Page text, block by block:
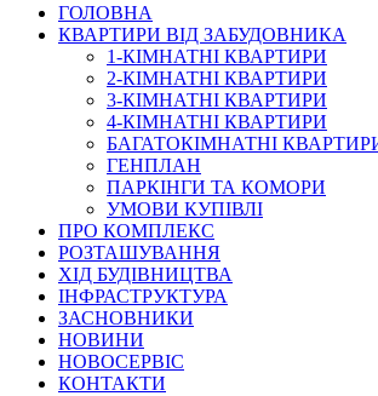
ГОЛОВНА
КВАРТИРИ ВІД ЗАБУДОВНИКА
1-КІМНАТНІ КВАРТИРИ
2-КІМНАТНІ КВАРТИРИ
3-КІМНАТНІ КВАРТИРИ
4-КІМНАТНІ КВАРТИРИ
БАГАТОКІМНАТНІ
ГЕНПЛАН
ПАРКІНГИ ТА КОМОРИ
УМОВИ КУПІВЛІ
ПРО КОМПЛЕКС
РОЗТАШУВАННЯ
ХІД БУДІВНИЦТВА
ІНФРАСТРУКТУРА
ЗАСНОВНИКИ
НОВИНИ
НОВОСЕРВІС
КОНТАКТИ